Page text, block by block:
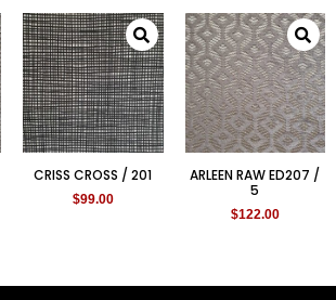
CRISS CROSS / 201
$99.00
ARLEEN RAW ED207 /
5
$122.00